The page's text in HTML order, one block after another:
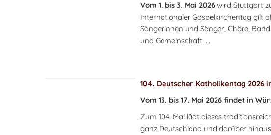
Vom 1. bis 3. Mai 2026 wird Stuttgart
Internationaler Gospelkirchentag gilt
Sängerinnen und Sänger, Chöre,
und Gemeinschaft. ...
104. Deutscher Katholikentag 2026
Vom 13. bis 17. Mai 2026 findet in
Zum 104. Mal lädt dieses
ganz Deutschland und darüber